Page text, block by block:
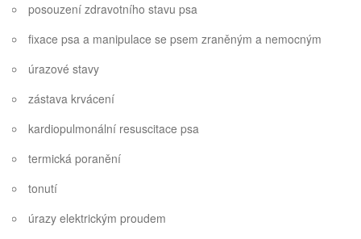
posouzení zdravotního stavu psa
fixace psa a manipulace se psem zraněným a nemocným
úrazové stavy
zástava krvácení
kardiopulmonální resuscitace psa
termická poranění
tonutí
úrazy elektrickým proudem